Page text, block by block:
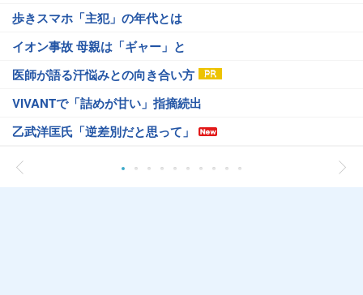
歩きスマホ「主犯」の年代とは
イオン事故 母親は「ギャー」と
医師が語る汗悩みとの向き合い方
VIVANTで「詰めが甘い」指摘続出
乙武洋匡氏「逆差別だと思って」